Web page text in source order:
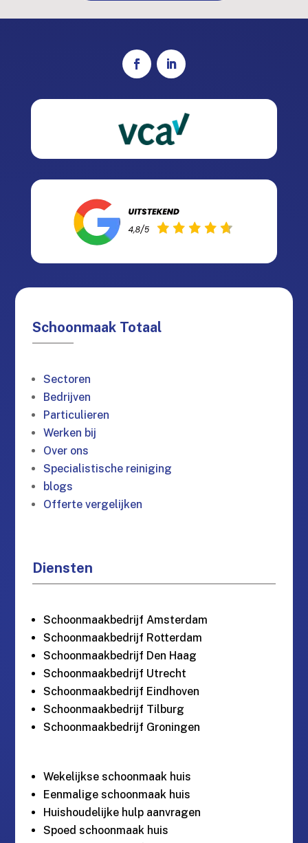
Schoonmaak Totaal
Sectoren
Bedrijven
Particulieren
Werken bij
Over ons
Specialistische reiniging
blogs
Offerte vergelijken
Diensten
Schoonmaakbedrijf Amsterdam
Schoonmaakbedrijf Rotterdam
Schoonmaakbedrijf Den Haag
Schoonmaakbedrijf Utrecht
Schoonmaakbedrijf Eindhoven
Schoonmaakbedrijf Tilburg
Schoonmaakbedrijf Groningen
Wekelijkse schoonmaak huis
Eenmalige schoonmaak huis
Huishoudelijke hulp aanvragen
Spoed schoonmaak huis